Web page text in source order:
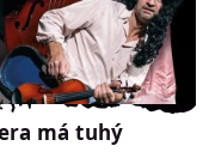
má tuhý